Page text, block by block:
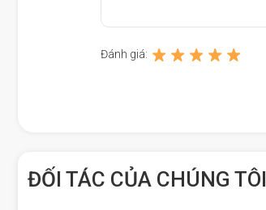
Đánh giá:
ĐỐI TÁC CỦA CHÚNG TÔI